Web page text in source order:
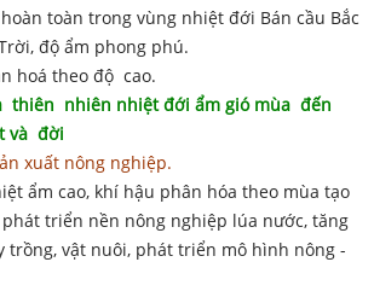
toàn trong vùng nhiệt đới Bán cầu Bắc
độ ẩm phong phú.
hoá theo độ cao.
nhiên nhiệt đới ẩm gió mùa đến
và đời
xuất nông nghiệp.
ẩm cao, khí hậu phân hóa theo mùa tạo
triển nền nông nghiệp lúa nước, tăng
trồng, vật nuôi, phát triển mô hình nông -